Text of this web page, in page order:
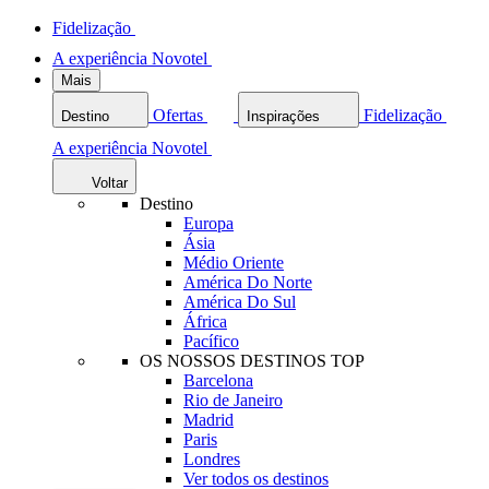
Fidelização
A experiência Novotel
Mais
Destino Ofertas Inspirações
Fidelização
A experiência Novotel
Voltar
Destino
Europa
Ásia
Médio Oriente
América Do Norte
América Do Sul
África
Pacífico
OS NOSSOS DESTINOS TOP
Barcelona
Rio de Janeiro
Madrid
Paris
Londres
Ver todos os destinos